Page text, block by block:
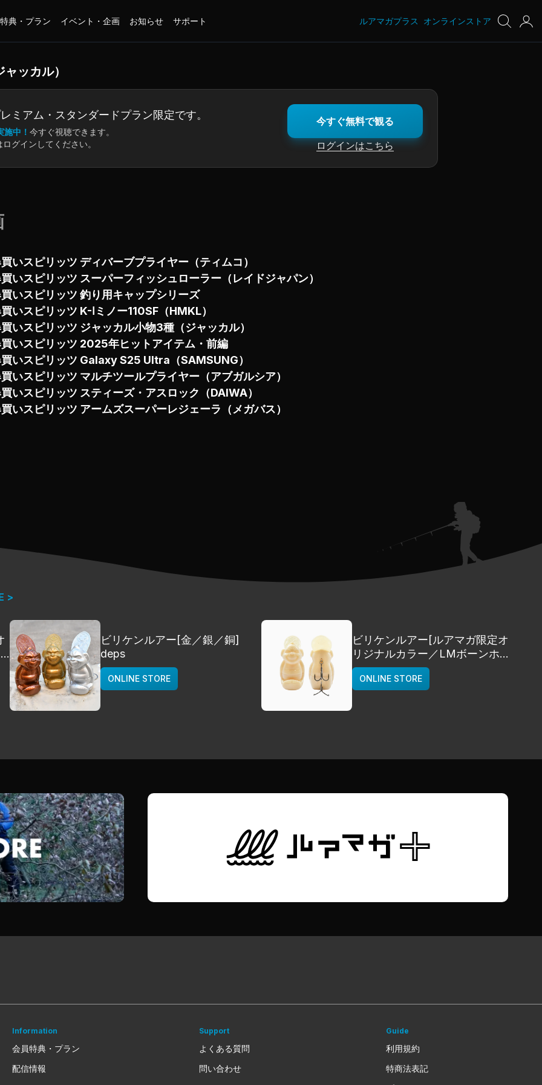
典・プラン イベント・企画 お知らせ サポート ルアマガプラス オンラインストア
ッカル）
ミアム・ スタンダードプラン限定です。
中！ 今すぐ視聴できます。
グインしてください。
今すぐ無料で観る
ログインはこちら
いスピリッツ ディバーブプライヤー（ティムコ）
いスピリッツ スーパーフィッシュローラー（レイドジャパン）
いスピリッツ 釣り用キャップシリーズ
いスピリッツ K-Ⅰミノー110SF（HMKL）
いスピリッツ ジャッカル小物3種（ジャッカル）
いスピリッツ 2025年ヒットアイテム・前編
いスピリッツ Galaxy S25 Ultra（SAMSUNG）
いスピリッツ マルチツールプライヤー（アブガルシア）
いスピリッツ スティーズ・アスロック（DAIWA）
いスピリッツ アームズスーパーレジェーラ（メガバス）
>
ビリケンルアー[金／銀／銅]
deps
ONLINE STORE
ビリケンルアー[ルアマガ限定オ
リジナルカラー／LMボーンホワ
イト]
deps
ONLINE STORE
Information
会員特典・プラン
配信情報
Support
よくある質問
問い合わせ
Guide
利用規約
特商法表記